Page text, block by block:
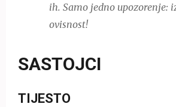
ih. Samo jedno upozorenje:
ovisnost!
SASTOJCI
TIJESTO